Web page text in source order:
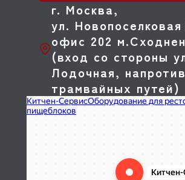
г. Москва,
ул.
офис 202
(вход со стороны
Лодочная, напротив
трамвайных путей)